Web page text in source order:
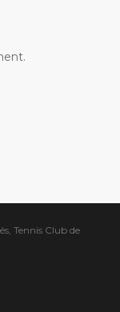
Tennis Club de